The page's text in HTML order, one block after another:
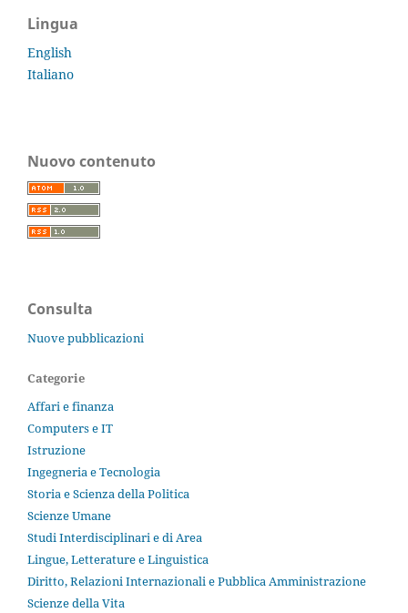
Lingua
English
Italiano
Nuovo contenuto
Consulta
Nuove pubblicazioni
Categorie
Affari e finanza
Computers e IT
Istruzione
Ingegneria e Tecnologia
Storia e Scienza della Politica
Scienze Umane
Studi Interdisciplinari e di Area
Lingue, Letterature e Linguistica
Diritto, Relazioni Internazionali e Pubblica Amministrazione
Scienze della Vita